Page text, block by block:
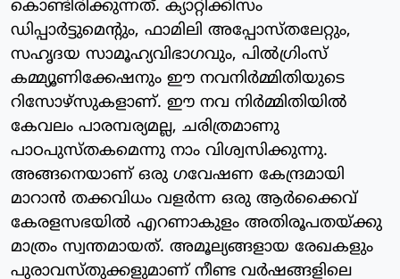
കൊണ്ടിരിക്കുന്നത്. ക്യാറ്റിക്കിസം
ഡിപ്പാര്‍ട്ടുമെന്റും, ഫാമിലി അപ്പോസ്തലേറ്റും,
സഹൃദയ സാമൂഹ്യവിഭാഗവും, പില്‍ഗ്രിംസ്
കമ്മ്യൂണിക്കേഷനും ഈ നവനിര്‍മ്മിതിയുടെ
റിസോഴ്‌സുകളാണ്. ഈ നവ നിര്‍മ്മിതിയില്‍
കേവലം പാരമ്പര്യമല്ല, ചരിത്രമാണു
പാഠപുസ്തകമെന്നു നാം വിശ്വസിക്കുന്നു.
അങ്ങനെയാണ് ഒരു ഗവേഷണ കേന്ദ്രമായി
മാറാന്‍ തക്കവിധം വളര്‍ന്ന ഒരു ആര്‍ക്കൈവ്
കേരളസഭയില്‍ എറണാകുളം അതിരൂപതയ്ക്കു
മാത്രം സ്വന്തമായത്. അമൂല്യങ്ങളായ രേഖകളും
പുരാവസ്തുക്കളുമാണ് നീണ്ട വര്‍ഷങ്ങളിലെ